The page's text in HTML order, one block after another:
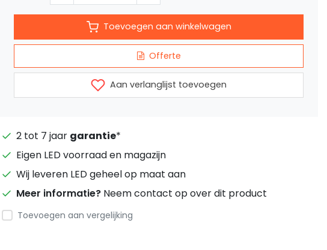
Toevoegen aan winkelwagen
Offerte
Aan verlanglijst toevoegen
2 tot 7 jaar garantie*
Eigen LED voorraad en magazijn
Wij leveren LED geheel op maat aan
Meer informatie? Neem contact op over dit product
Toevoegen aan vergelijking